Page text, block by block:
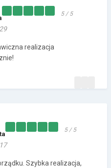
5 / 5
realizacja
5 / 5
Szybka realizacja,